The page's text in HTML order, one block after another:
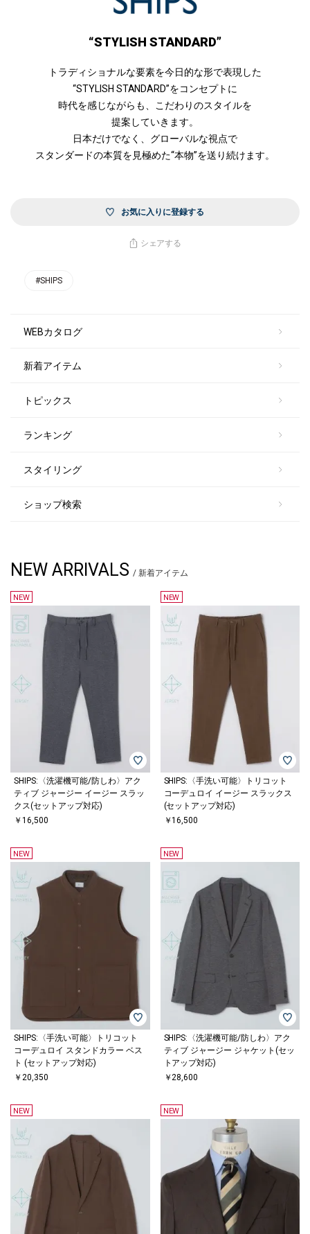
“STYLISH STANDARD”
トラディショナルな要素を今日的な形で表現した
“STYLISH STANDARD”をコンセプトに
時代を感じながらも、こだわりのスタイルを
提案していきます。
日本だけでなく、グローバルな視点で
スタンダードの本質を見極めた“本物”を送り続けます。
お気に入りに登録する
シェアする
#SHIPS
WEBカタログ
新着アイテム
トピックス
ランキング
スタイリング
ショップ検索
NEW ARRIVALS / 新着アイテム
NEW
SHIPS:〈洗濯機可能/防しわ〉アク
ティブ ジャージー イージー スラッ
クス(セットアップ対応)
￥16,500
NEW
SHIPS:〈手洗い可能〉トリコット
コーデュロイ イージー スラックス
(セットアップ対応)
￥16,500
NEW
SHIPS:〈手洗い可能〉トリコット
コーデュロイ スタンドカラー ベス
ト (セットアップ対応)
￥20,350
NEW
SHIPS:〈洗濯機可能/防しわ〉アク
ティブ ジャージー ジャケット(セッ
トアップ対応)
￥28,600
NEW NEW